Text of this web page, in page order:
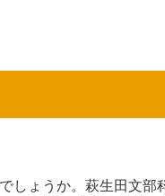
しょうか。萩生田文部